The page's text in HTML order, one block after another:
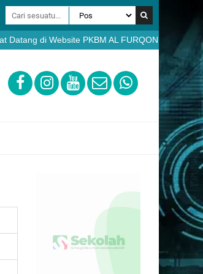
Datang di Website PKBM AL FURQON Bobotsari